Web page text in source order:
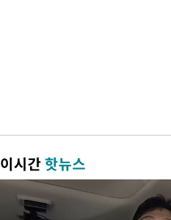
이시간핫뉴스